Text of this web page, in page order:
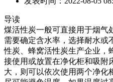
导读
煤活性炭一般可直接用于烟气
需要确定含水率，选择耐水或
性炭、蜂窝活性炭生产企业，
接使用或放置在净化柜和吸附
大，则可以依次使用两个净化